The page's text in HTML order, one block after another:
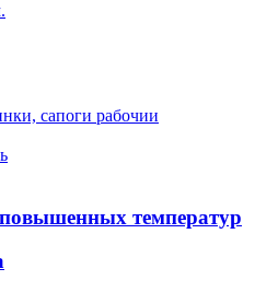
сапоги рабочии
температур